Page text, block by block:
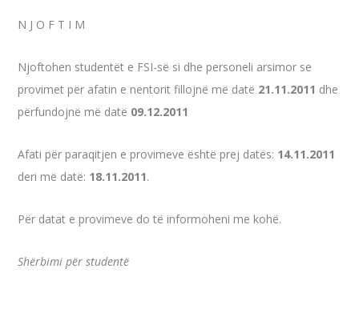
N J O F T I M
Njoftohen studentët e FSI-së si dhe personeli arsimor se
provimet për afatin e nentorit fillojnë më datë 21.11.2011 dhe
përfundojnë më datë 09.12.2011
Afati për paraqitjen e provimeve është prej datës: 14.11.2011
deri më datë: 18.11.2011.
Për datat e provimeve do të informoheni me kohë.
Shërbimi për studentë